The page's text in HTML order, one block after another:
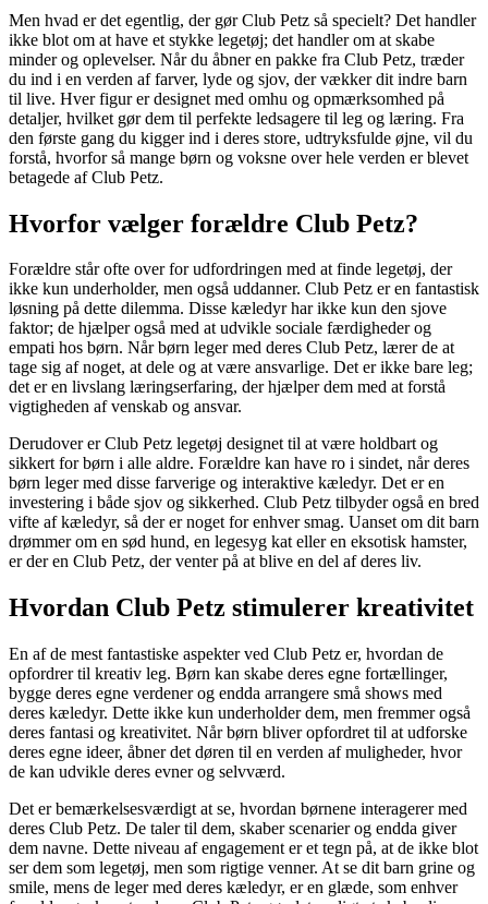
Men hvad er det egentlig, der gør Club Petz så specielt? Det handler
ikke blot om at have et stykke legetøj; det handler om at skabe
minder og oplevelser. Når du åbner en pakke fra Club Petz, træder
du ind i en verden af farver, lyde og sjov, der vækker dit indre barn
til live. Hver figur er designet med omhu og opmærksomhed på
detaljer, hvilket gør dem til perfekte ledsagere til leg og læring. Fra
den første gang du kigger ind i deres store, udtryksfulde øjne, vil du
forstå, hvorfor så mange børn og voksne over hele verden er blevet
betagede af Club Petz.
Hvorfor vælger forældre Club Petz?
Forældre står ofte over for udfordringen med at finde legetøj, der
ikke kun underholder, men også uddanner. Club Petz er en fantastisk
løsning på dette dilemma. Disse kæledyr har ikke kun den sjove
faktor; de hjælper også med at udvikle sociale færdigheder og
empati hos børn. Når børn leger med deres Club Petz, lærer de at
tage sig af noget, at dele og at være ansvarlige. Det er ikke bare leg;
det er en livslang læringserfaring, der hjælper dem med at forstå
vigtigheden af venskab og ansvar.
Derudover er Club Petz legetøj designet til at være holdbart og
sikkert for børn i alle aldre. Forældre kan have ro i sindet, når deres
børn leger med disse farverige og interaktive kæledyr. Det er en
investering i både sjov og sikkerhed. Club Petz tilbyder også en bred
vifte af kæledyr, så der er noget for enhver smag. Uanset om dit barn
drømmer om en sød hund, en legesyg kat eller en eksotisk hamster,
er der en Club Petz, der venter på at blive en del af deres liv.
Hvordan Club Petz stimulerer kreativitet
En af de mest fantastiske aspekter ved Club Petz er, hvordan de
opfordrer til kreativ leg. Børn kan skabe deres egne fortællinger,
bygge deres egne verdener og endda arrangere små shows med
deres kæledyr. Dette ikke kun underholder dem, men fremmer også
deres fantasi og kreativitet. Når børn bliver opfordret til at udforske
deres egne ideer, åbner det døren til en verden af muligheder, hvor
de kan udvikle deres evner og selvværd.
Det er bemærkelsesværdigt at se, hvordan børnene interagerer med
deres Club Petz. De taler til dem, skaber scenarier og endda giver
dem navne. Dette niveau af engagement er et tegn på, at de ikke blot
ser dem som legetøj, men som rigtige venner. At se dit barn grine og
smile, mens de leger med deres kæledyr, er en glæde, som enhver